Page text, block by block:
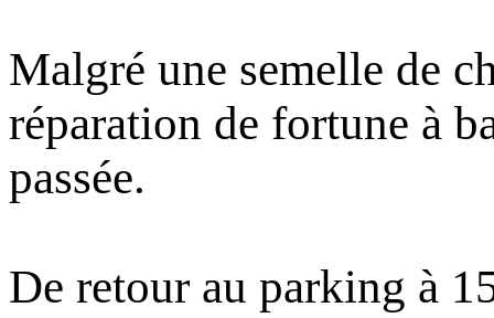
Malgré une semelle de
réparation de fortune à
passée.
De retour au parking à